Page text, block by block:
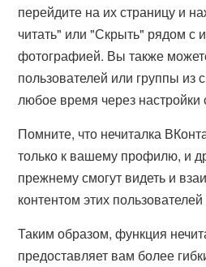
перейдите на их страницу и
читать" или "Скрыть" рядом с
фотографией. Вы также
пользователей или группы из
любое время через настройки
Помните, что нечиталка
только к вашему профилю, и
прежнему смогут видеть и
контентом этих
Таким образом, функция
предоставляет вам более